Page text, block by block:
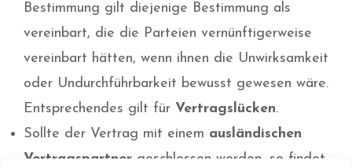
Bestimmung gilt diejenige Bestimmung als
vereinbart, die die Parteien vernünftigerweise
vereinbart hätten, wenn ihnen die Unwirksamkeit
oder Undurchführbarkeit bewusst gewesen wäre.
Entsprechendes gilt für Vertragslücken.
Sollte der Vertrag mit einem ausländischen
Vertragspartner geschlossen werden, so findet